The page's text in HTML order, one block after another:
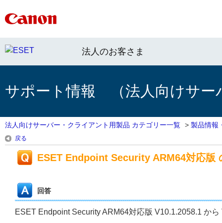
法人のお客さま
サポート情報 （法人向けサー
法人向けサーバー・クライアント用製品 カテゴリー一覧 > 製品情報
戻る
ESET Endpoint Security ARM64対応版
回答
ESET Endpoint Security ARM64対応版 V10.1.2058.1 か